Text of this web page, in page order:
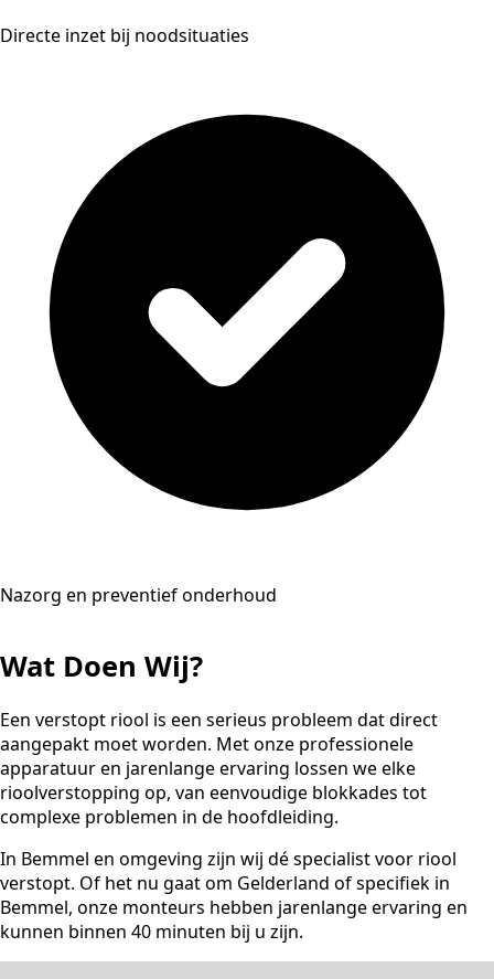
Directe inzet bij noodsituaties
Nazorg en preventief onderhoud
Wat Doen Wij?
Een verstopt riool is een serieus probleem dat direct
aangepakt moet worden. Met onze professionele
apparatuur en jarenlange ervaring lossen we elke
rioolverstopping op, van eenvoudige blokkades tot
complexe problemen in de hoofdleiding.
In Bemmel en omgeving zijn wij dé specialist voor riool
verstopt. Of het nu gaat om Gelderland of specifiek in
Bemmel, onze monteurs hebben jarenlange ervaring en
kunnen binnen 40 minuten bij u zijn.